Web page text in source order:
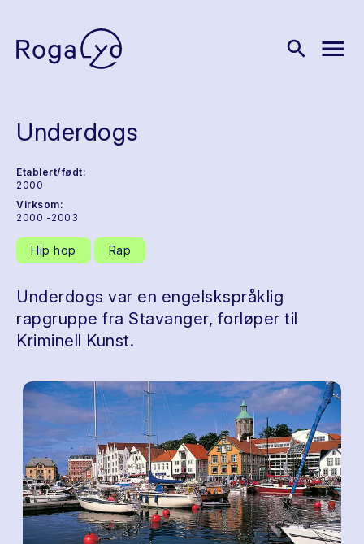
search menu
Underdogs
Etablert/født:
2000
Virksom:
2000 -2003
Hip hop Rap
Underdogs var en engelskspråklig
rapgruppe fra Stavanger, forløper til
Kriminell Kunst.